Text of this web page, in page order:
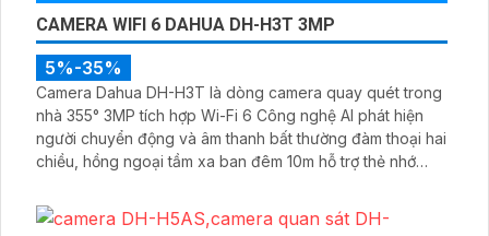
CAMERA WIFI 6 DAHUA DH-H3T 3MP
5%-35%
Camera Dahua DH-H3T là dòng camera quay quét trong
nhà 355° 3MP tích hợp Wi-Fi 6 Công nghệ AI phát hiện
người chuyển động và âm thanh bất thường đàm thoại hai
chiều, hồng ngoại tầm xa ban đêm 10m hỗ trợ thẻ nhớ
DMSS